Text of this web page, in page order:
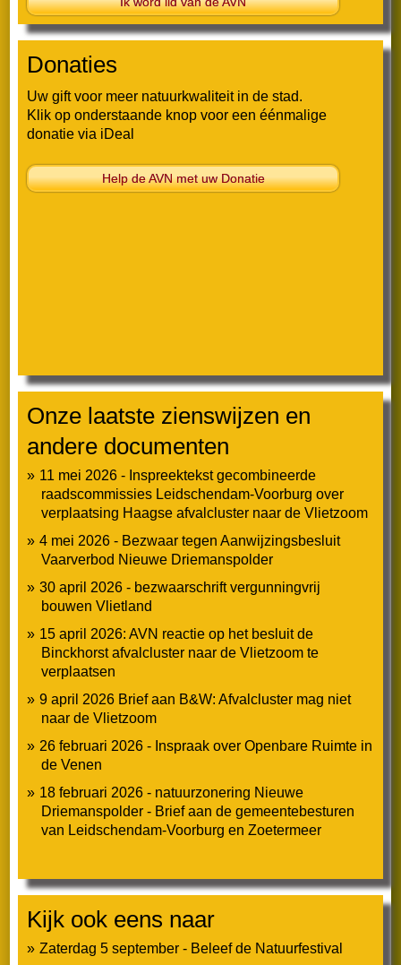
Nieuwsbrief mei 2024
Nieuwsbrief april 2024
Nieuwsbrief februari 2024
2023
Nieuwsbrief juli 2023
Nieuwsbrief mei 2023
Nieuwsbrief april 2023
Wie zijn wij
Bestuur
Portefeuillehouders
Redactie Haagwinde
Adviseurs
Doel en activiteiten AVN
Samenwerking
Overleg
Jaarverslagen / ALV’s
Donaties
Uw gift voor meer natuurkwaliteit in de stad.
Klik op onderstaande knop voor een éénmalige
donatie via iDeal
Help de AVN met uw Donatie
Onze laatste zienswijzen en
andere documenten
11 mei 2026 - Inspreektekst gecombineerde
raadscommissies Leidschendam-Voorburg over
verplaatsing Haagse afvalcluster naar de Vlietzoom
4 mei 2026 - Bezwaar tegen Aanwijzingsbesluit
Vaarverbod Nieuwe Driemanspolder
30 april 2026 - bezwaarschrift vergunningvrij
bouwen Vlietland
15 april 2026: AVN reactie op het besluit de
Binckhorst afvalcluster naar de Vlietzoom te
verplaatsen
9 april 2026 Brief aan B&W: Afvalcluster mag niet
naar de Vlietzoom
26 februari 2026 - Inspraak over Openbare Ruimte in
de Venen
18 februari 2026 - natuurzonering Nieuwe
Driemanspolder - Brief aan de gemeentebesturen
van Leidschendam-Voorburg en Zoetermeer
Kijk ook eens naar
Zaterdag 5 september - Beleef de Natuurfestival